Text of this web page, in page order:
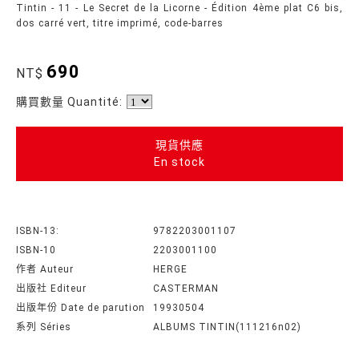
Tintin - 11 - Le Secret de la Licorne - Édition 4ème plat C6 bis,
dos carré vert, titre imprimé, code-barres
NT$ 690
購買數量 Quantité:
現貨供應
En stock
ISBN-13:
9782203001107
ISBN-10
2203001100
作者 Auteur
HERGE
出版社 Editeur
CASTERMAN
出版年份 Date de parution
19930504
系列 Séries
ALBUMS TINTIN(111216n02)